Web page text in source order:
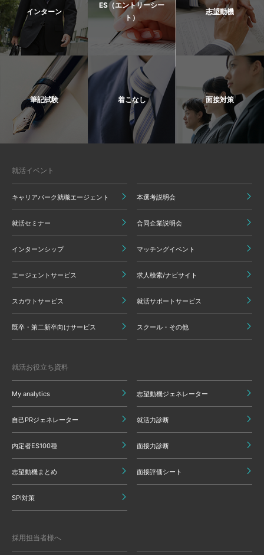
インターン
ES（エントリーシー
ト）
志望動機
筆記試験 着こなし 面接対策
就活イベント
キャリアパーク就職エージェント 本選考説明会
就活セミナー 合同企業説明会
インターンシップ マッチングイベント
エージェントサービス 求人検索/ナビサイト
スカウトサービス 就活サポートサービス
既卒・第二新卒向けサービス スクール・その他
就活お役立ち資料
My analytics 志望動機ジェネレーター
自己PRジェネレーター 就活力診断
内定者ES100種 面接力診断
志望動機まとめ 面接評価シート
SPI対策
採用担当者様へ